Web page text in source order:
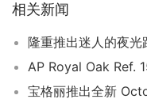
相关新闻
隆重推出迷人的夜